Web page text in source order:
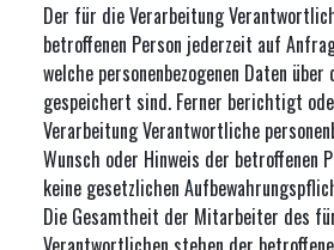
Der für die Verarbeitung
betroffenen Person jederzeit auf
welche personenbezogenen Daten
gespeichert sind. Ferner berichtigt
Verarbeitung Verantwortliche
Wunsch oder Hinweis der betroffenen
keine gesetzlichen
Die Gesamtheit der Mitarbeiter des